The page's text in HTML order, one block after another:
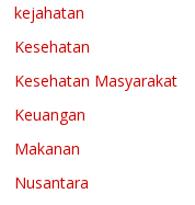
kejahatan
Kesehatan
Kesehatan Masyarakat
Keuangan
Makanan
Nusantara